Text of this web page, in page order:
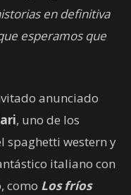
en definitiva
esperamos que
anunciado
, uno de los
spaghetti western y
italiano con
como Los fríos